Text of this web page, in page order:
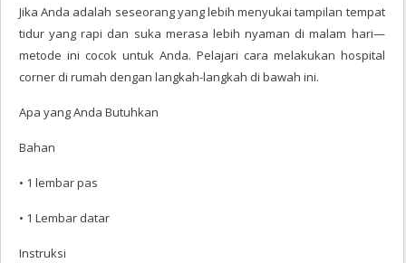
Jika Anda adalah seseorang yang lebih menyukai tampilan tempat
tidur yang rapi dan suka merasa lebih nyaman di malam hari—
metode ini cocok untuk Anda. Pelajari cara melakukan hospital
corner di rumah dengan langkah-langkah di bawah ini.
Apa yang Anda Butuhkan
Bahan
• 1 lembar pas
• 1 Lembar datar
Instruksi